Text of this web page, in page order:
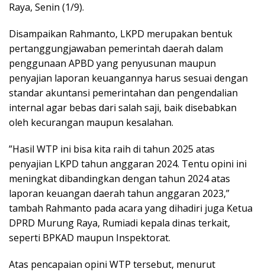
Raya, Senin (1/9).
Disampaikan Rahmanto, LKPD merupakan bentuk
pertanggungjawaban pemerintah daerah dalam
penggunaan APBD yang penyusunan maupun
penyajian laporan keuangannya harus sesuai dengan
standar akuntansi pemerintahan dan pengendalian
internal agar bebas dari salah saji, baik disebabkan
oleh kecurangan maupun kesalahan.
”Hasil WTP ini bisa kita raih di tahun 2025 atas
penyajian LKPD tahun anggaran 2024. Tentu opini ini
meningkat dibandingkan dengan tahun 2024 atas
laporan keuangan daerah tahun anggaran 2023,”
tambah Rahmanto pada acara yang dihadiri juga Ketua
DPRD Murung Raya, Rumiadi kepala dinas terkait,
seperti BPKAD maupun Inspektorat.
Atas pencapaian opini WTP tersebut, menurut